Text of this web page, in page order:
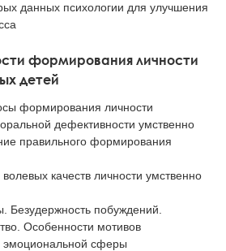
данных психологии для улучшения
формирования личности
детей
формирования личности
дефективности умственно
правильного формирования
качеств личности умственно
Безудержность побуждений.
Особенности мотивов
эмоциональной сферы